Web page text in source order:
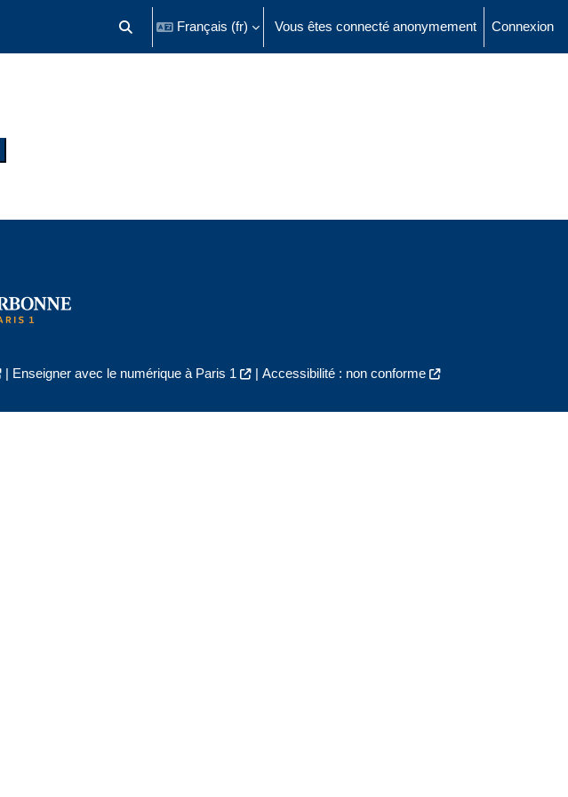
Activer/désactiver la saisie de recherche
Français ‎(fr)‎ Vous êtes connecté anonymement Connexion
| Enseigner avec le numérique à Paris 1 | Accessibilité : non conforme